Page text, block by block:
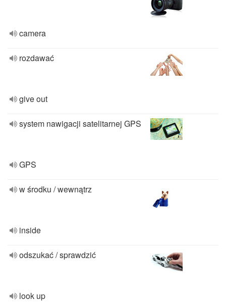
camera
rozdawać
give out
system nawigacji satelitarnej GPS
GPS
w środku / wewnątrz
inside
odszukać / sprawdzić
look up